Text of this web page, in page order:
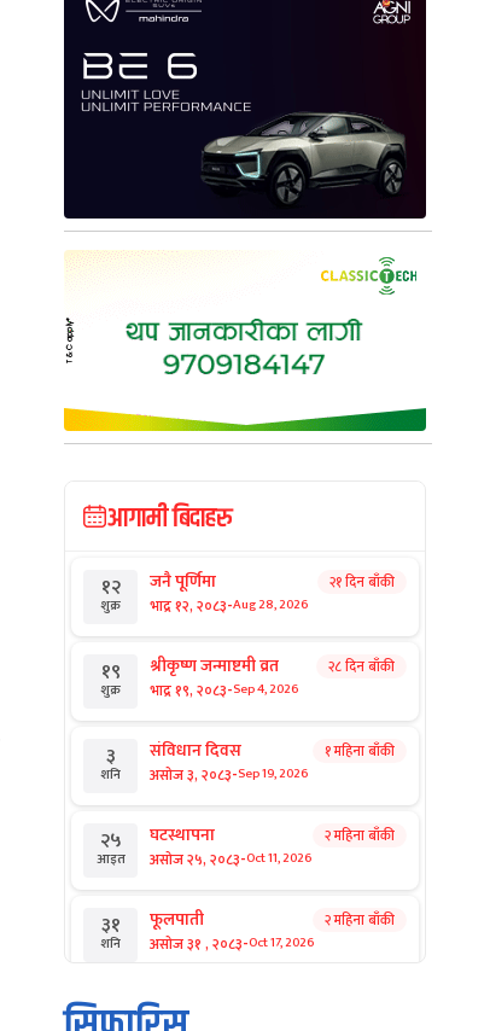
आगामी बिदाहरु
१२
शुक्र
जनै पूर्णिमा
भाद्र १२, २०८३-Aug 28, 2026
२१ दिन बाँकी
१९
शुक्र
श्रीकृष्ण जन्माष्टमी व्रत
भाद्र १९, २०८३-Sep 4, 2026
२८ दिन बाँकी
३
शनि
संविधान दिवस
असोज ३, २०८३-Sep 19, 2026
१ महिना बाँकी
२५
आइत
घटस्थापना
असोज २५, २०८३-Oct 11, 2026
२ महिना बाँकी
३१
शनि
फूलपाती
असोज ३१ , २०८३-Oct 17, 2026
२ महिना बाँकी
१ कार्तिक सङ्क्रान्ति